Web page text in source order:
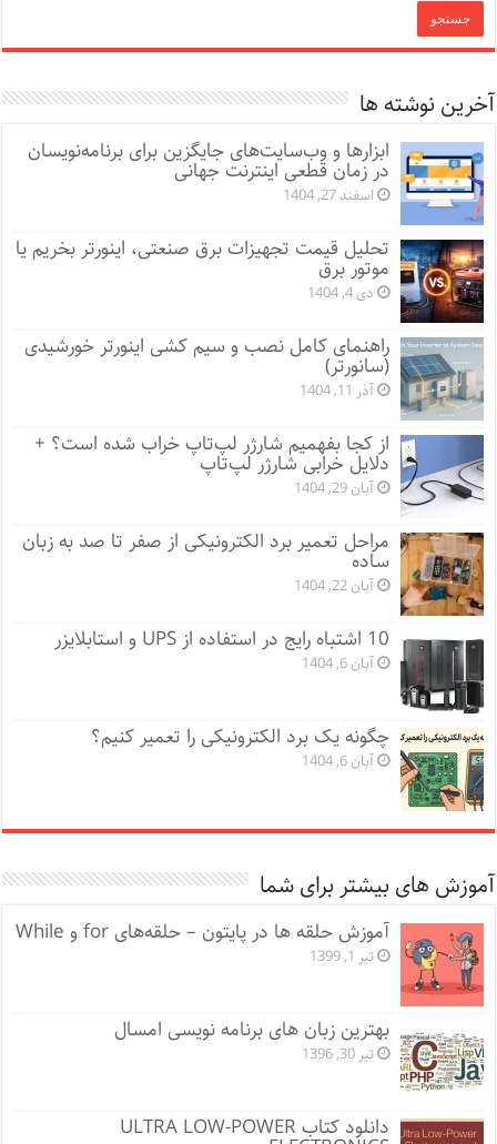
آخرین نوشته ها
ابزارها و وب‌سایت‌های جایگزین برای برنامه‌نویسان
در زمان قطعی اینترنت جهانی
اسفند 27, 1404
تحلیل قیمت تجهیزات برق صنعتی، اینورتر بخریم یا
موتور برق
دی 4, 1404
راهنمای کامل نصب و سیم کشی اینورتر خورشیدی
(سانورتر)
آذر 11, 1404
از کجا بفهمیم شارژر لپ‌تاپ خراب شده است؟ +
دلایل خرابی شارژر لپ‌تاپ
آبان 29, 1404
مراحل تعمیر برد الکترونیکی از صفر تا صد به زبان
ساده
آبان 22, 1404
10 اشتباه رایج در استفاده از UPS و استابلایزر
آبان 6, 1404
چگونه یک برد الکترونیکی را تعمیر کنیم؟
آبان 6, 1404
آموزش های بیشتر برای شما
آموزش حلقه ها در پایتون – حلقه‌های‌ for و While
تیر 1, 1399
بهترین زبان های برنامه نویسی امسال
تیر 30, 1396
دانلود کتاب ULTRA LOW-POWER